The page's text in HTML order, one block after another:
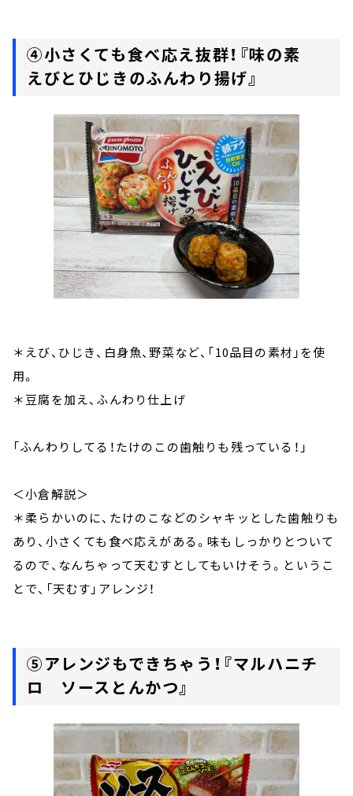
④小さくても食べ応え抜群！『味の素
えびとひじきのふんわり揚げ』
＊えび、ひじき、白身魚、野菜など、「10品目の素材」を使
用。
＊豆腐を加え、ふんわり仕上げ
「ふんわりしてる！たけのこの歯触りも残っている！」
＜小倉解説＞
＊柔らかいのに、たけのこなどのシャキッとした歯触りも
あり、小さくても食べ応えがある。味もしっかりとついて
るので、なんちゃって天むすとしてもいけそう。というこ
とで、「天むす」アレンジ！
⑤アレンジもできちゃう！『マルハニチ
ロ ソースとんかつ』